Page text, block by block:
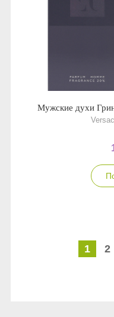
Мужские духи
1 2